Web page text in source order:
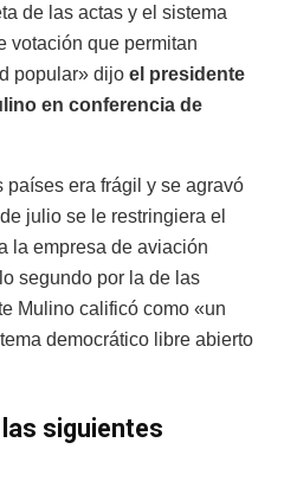
de las actas y el sistema
votación que permitan
popular» dijo el presidente
en conferencia de
países era frágil y se agravó
julio se le restringiera el
la empresa de aviación
segundo por la de las
Mulino calificó como «un
democrático libre abierto
siguientes